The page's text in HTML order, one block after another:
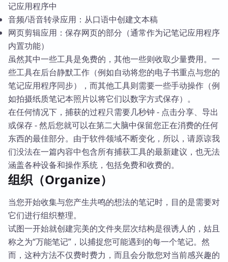
记应用程序中
音频/语音转录应用：从口语中创建文本稿
网页剪辑应用：保存网页的部分（通常作为记笔记应用程序
内置功能）
虽然其中一些工具是免费的，其他一些则收取少量费用。一
些工具在后台静默工作（例如自动将您的电子书重点与您的
笔记应用程序同步），而其他工具则需要一些手动操作（例
如拍摄纸质笔记本照片以将它们以数字方式保存）。
在任何情况下，捕获的过程只需要几秒钟 - 点击分享、导出
或保存 - 然后您就可以在第二大脑中保留您正在消费的任何
东西的最佳部分。由于软件领域不断变化，所以，请原谅我
们没法在一篇内容中包含所有捕获工具的最新建议，也无法
涵盖各种设备和操作系统，包括免费和收费的。
组织（Organize）
当您开始收集与您产生共鸣的想法的笔记时，目的是需要对
它们进行组织整理。
试图一开始就创建完美的文件夹层次结构是很诱人的，姑且
称之为“万能笔记”，以捕捉您可能遇到的每一个笔记。然
而，这种方法不仅费时费力，而且会分散您对当前感兴趣的